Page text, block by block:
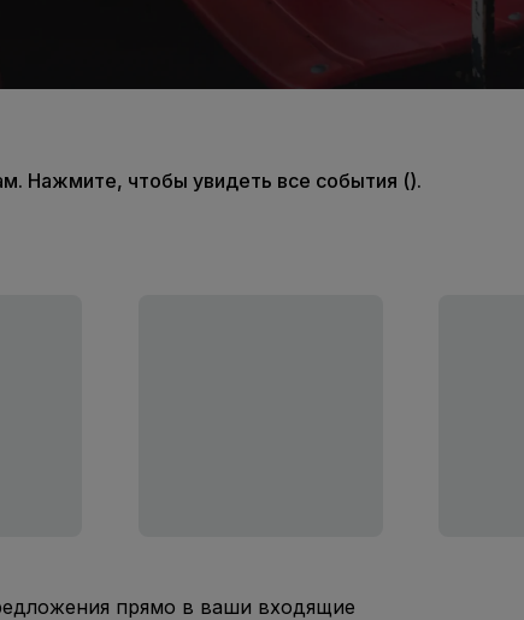
Нажмите, чтобы увидеть все события ().
прямо в ваши входящие